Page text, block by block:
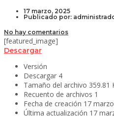
17 marzo, 2025
Publicado por:
No hay comentarios
[featured_image]
Descargar
Versión
Descargar 4
Tamaño del archivo 359.81
Recuento de archivos 1
Fecha de creación 17
Última actualización 17